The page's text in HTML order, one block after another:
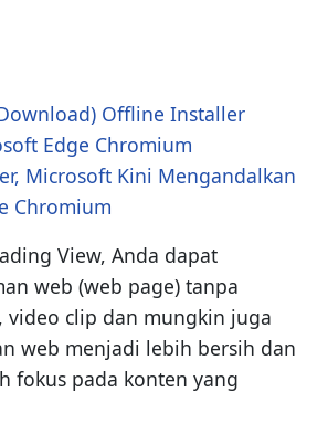
Offline Installer
Edge Chromium
Microsoft Kini Mengandalkan
Chromium
View, Anda dapat
web (web page) tanpa
video clip dan mungkin juga
web menjadi lebih bersih dan
fokus pada konten yang